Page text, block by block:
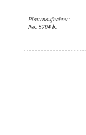
Plattenaufnahme:
No. 5704 b.